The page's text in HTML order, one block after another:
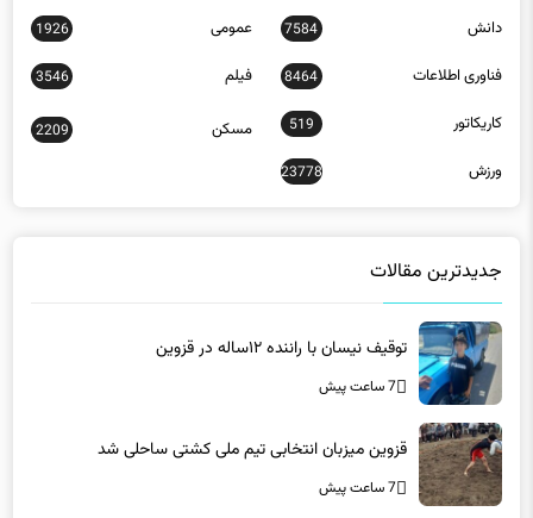
دانش 7584 عمومی 1926
فناوری اطلاعات 8464 فیلم 3546
کاریکاتور 519 مسکن 2209
ورزش 23778
جدیدترین مقالات
توقیف نیسان با راننده ۱۲ساله در قزوین
7 ساعت پیش
قزوین میزبان انتخابی تیم ملی کشتی ساحلی شد
7 ساعت پیش